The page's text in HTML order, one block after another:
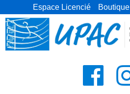
Espace Licencié Boutique